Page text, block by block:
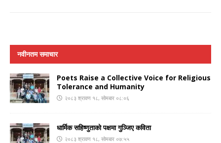
नवीनतम समाचार
Poets Raise a Collective Voice for Religious
Tolerance and Humanity
२०८३ श्रावण १८, सोमबार ०८:०६
धार्मिक सहिष्णुताको पक्षमा गुञ्जिए कविता
२०८३ श्रावण १८, सोमबार ०७:५५